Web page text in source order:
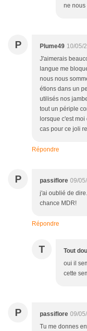
ne nous
P Plume49 10/05/
J'aimerais
langue me
nous nous
étions dans un
utilisés nos
tout un périple
lorsque c'est
cas pour ce joli
Répondre
P passiflore 09/
j'ai oublié de
chance MDR!
Répondre
T Tout
oui il
cette
P passiflore 09/
Tu me donnes